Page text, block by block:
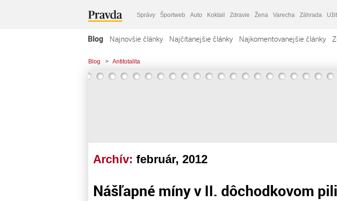
Správy Športweb Auto Koktail Zdravie Žena Varecha Záhrada
Blog Najnovšie články Najčítanejšie články Najkomentovanejšie články
Blog > Antitotalita
Archív: február, 2012
Nášľapné míny v II. dôchodkovom